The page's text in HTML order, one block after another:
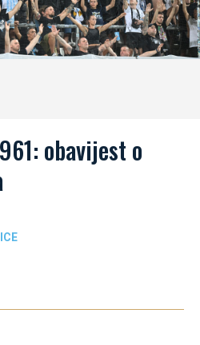
obavijest o